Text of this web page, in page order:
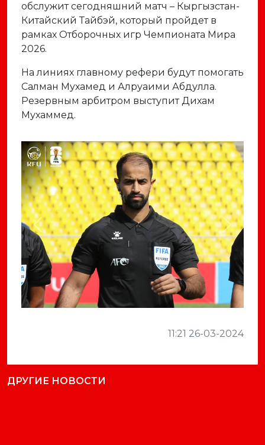
обслужит сегодняшний матч – Кыргызстан-
Китайский Тайбэй, который пройдет в
рамках Отборочных игр Чемпионата Мира
2026.
На линиях главному рефери будут помогать
Салман Мухамед и Алруаими Абдулла.
Резервным арбитром выступит Дихам
Мухаммед.
Previous Next
11:21 26-03-2024
ДРУГИЕ НОВОСТИ